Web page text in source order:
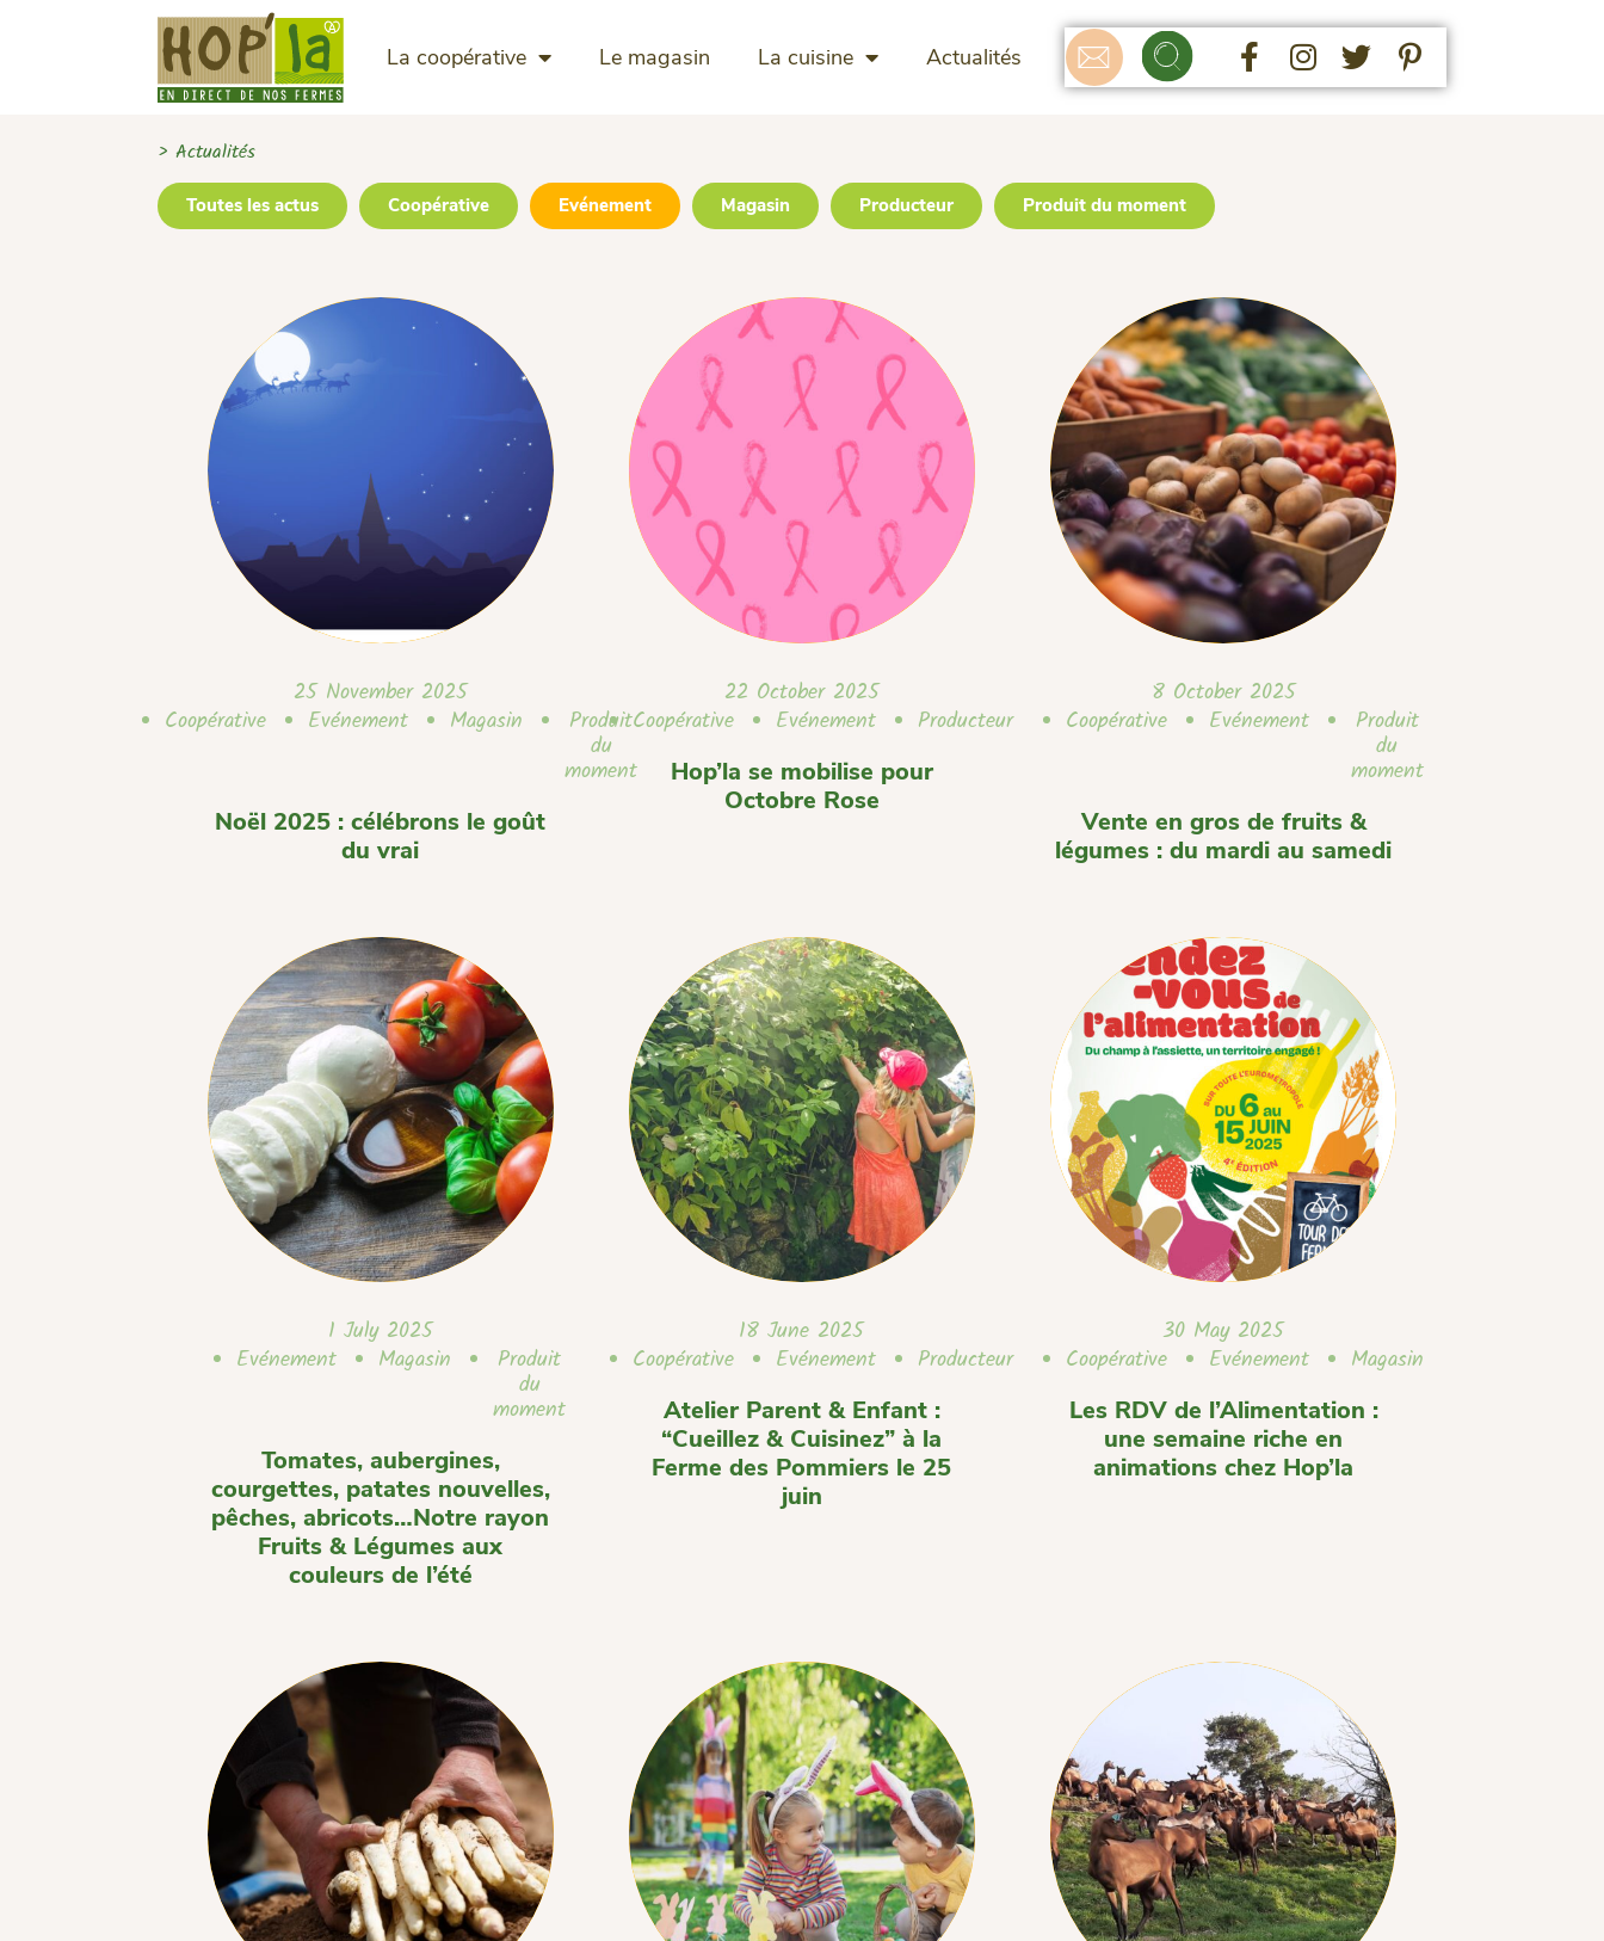
La coopérative Le magasin La cuisine Actualités
> Actualités
Toutes les actus Coopérative Evénement Magasin Producteur Produit du moment
25 November 2025
Coopérative
Evénement Magasin Produit
du
moment
Noël 2025 : célébrons le goût
du vrai
22 October 2025
Coopérative
Evénement Producteur
Hop’la se mobilise pour
Octobre Rose
8 October 2025
Coopérative
Evénement Produit
du
moment
Vente en gros de fruits &
légumes : du mardi au samedi
1 July 2025
Evénement
Magasin Produit
du
moment
Tomates, aubergines,
courgettes, patates nouvelles,
pêches, abricots…Notre rayon
Fruits & Légumes aux
couleurs de l’été
18 June 2025
Coopérative
Evénement Producteur
Atelier Parent & Enfant :
“Cueillez & Cuisinez” à la
Ferme des Pommiers le 25
juin
30 May 2025
Coopérative
Evénement Magasin
Les RDV de l’Alimentation :
une semaine riche en
animations chez Hop’la